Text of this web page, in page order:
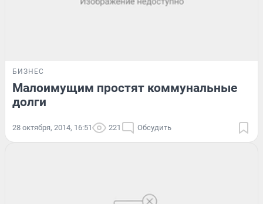
БИЗНЕС
Малоимущим простят коммунальные
долги
28 октября, 2014, 16:51 221 Обсудить